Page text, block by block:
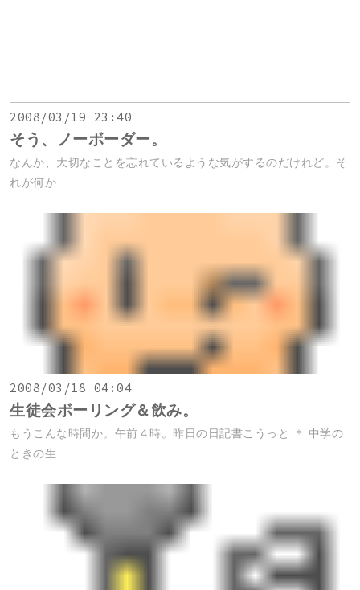
2008/03/19 23:40
そう、ノーボーダー。
なんか、大切なことを忘れているような気がするのだけれど。そ
れが何か...
2008/03/18 04:04
生徒会ボーリング＆飲み。
もうこんな時間か。午前４時。昨日の日記書こうっと ＊ 中学の
ときの生...